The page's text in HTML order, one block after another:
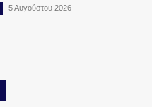
5 Αυγούστου 2026